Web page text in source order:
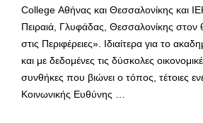
College Αθήνας και Θεσσαλονίκης και
Πειραιά, Γλυφάδας, Θεσσαλονίκης στον
στις Περιφέρειες». Ιδιαίτερα για το
και με δεδομένες τις δύσκολες
συνθήκες που βιώνει ο τόπος, τέτοιες
Κοινωνικής Ευθύνης …